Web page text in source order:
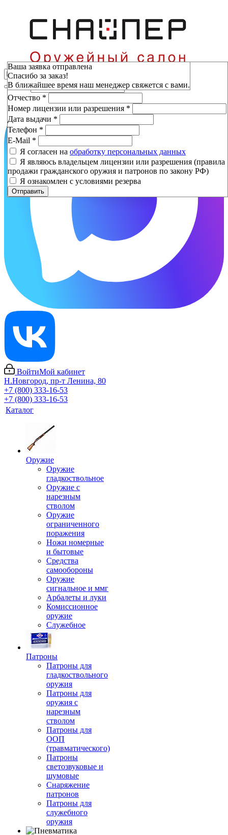
ВойтиМой кабинет
Н.Новгород, пр-т Ленина, 80
+7 (800) 333-16-53
+7 (800) 333-16-53
Каталог
Оружие
Оружие
гладкоствольное
Оружие с
нарезным
стволом
Оружие
ограниченного
поражения
Ножи номерные
и бытовые
Средства
самообороны
Оружие
сигнальное и ммг
Арбалеты и луки
Комиссионное
оружие
Служебное
Патроны
Патроны для
гладкоствольного
оружия
Патроны для
оружия с
нарезным
стволом
Патроны для
ООП
(травматического)
Патроны
светозвуковые и
шумовые
Снаряжение
патронов
Патроны для
служебного
оружия
Зарезервировать
Фамилия*
Имя*
Отчество *
Номер лицензии или разрешения *
Дата выдачи *
Телефон *
E-Mail *
Я согласен на обработку персональных данных
Я являюсь владельцем лицензии или разрешения (правила
продажи гражданского оружия и патронов по закону РФ)
Я ознакомлен с условиями резерва
Отправить
Ваша заявка отправлена
Спасибо за заказ!
В ближайшее время наш менеджер свяжется с вами.